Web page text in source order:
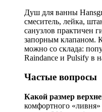
Душ для ванны
смеситель, лейка,
санузлов практичен
запорным клапаном.
можно со склада:
Raindance и Pulsify в
Частые вопросы
Какой размер
комфортного